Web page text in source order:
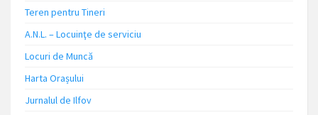
Teren pentru Tineri
A.N.L. – Locuinţe de serviciu
Locuri de Muncă
Harta Orașului
Jurnalul de Ilfov